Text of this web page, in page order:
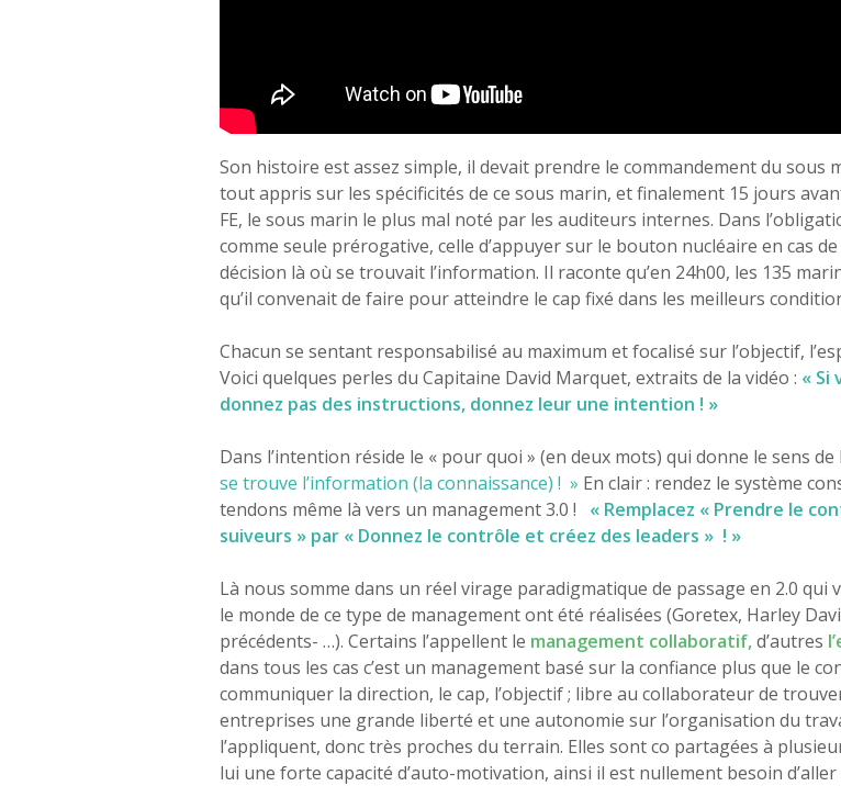
Son histoire est assez simple, il devait prendre le commandement du sous
tout appris sur les spécificités de ce sous marin, et finalement 15 jours
FE, le sous marin le plus mal noté par les auditeurs internes. Dans
comme seule prérogative, celle d’appuyer sur le bouton nucléaire en cas
décision là où se trouvait l’information. Il raconte qu’en 24h00, les 135
qu’il convenait de faire pour atteindre le cap fixé dans les meilleurs
Chacun se sentant responsabilisé au maximum et focalisé sur l’objectif,
Voici quelques perles du Capitaine David Marquet, extraits de la vidéo : « Si
donnez pas des instructions, donnez leur une intention ! »
Dans l’intention réside le « pour quoi » (en deux mots) qui donne le sens de
se trouve l’information (la connaissance) ! » En clair : rendez le système
tendons même là vers un management 3.0 ! « Remplacez « Prendre le
suiveurs » par « Donnez le contrôle et créez des leaders » ! »
Là nous somme dans un réel virage paradigmatique de passage en 2.0
le monde de ce type de management ont été réalisées (Goretex, Harley
précédents- …). Certains l’appellent le management collaboratif,d’autres
dans tous les cas c’est un management basé sur la confiance plus que le
communiquer la direction, le cap, l’objectif ; libre au collaborateur de
entreprises une grande liberté et une autonomie sur l’organisation du
l’appliquent, donc très proches du terrain. Elles sont co partagées à
lui une forte capacité d’auto-motivation, ainsi il est nullement besoin